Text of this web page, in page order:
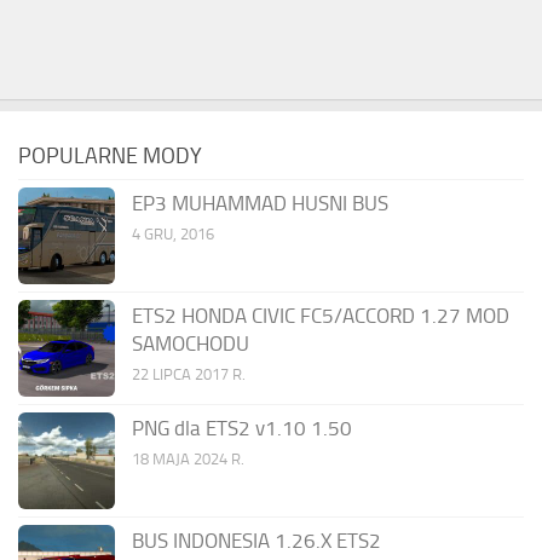
POPULARNE MODY
EP3 MUHAMMAD HUSNI BUS
4 GRU, 2016
ETS2 HONDA CIVIC FC5/ACCORD 1.27 MOD
SAMOCHODU
22 LIPCA 2017 R.
PNG dla ETS2 v1.10 1.50
18 MAJA 2024 R.
BUS INDONESIA 1.26.X ETS2